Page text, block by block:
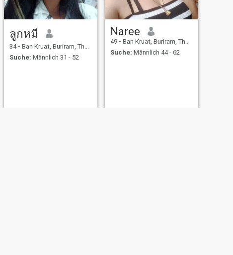
ลูกหมี
34 • Ban Kruat, Buriram, Thailand
Suche: Männlich 31 - 52
Naree
49 • Ban Kruat, Buriram, Thailand
Suche: Männlich 44 - 62